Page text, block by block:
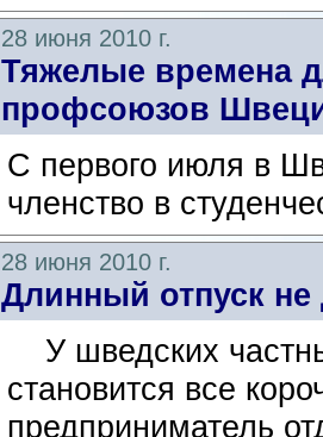
28 июня 2010 г.
Тяжелые времена
профсоюзов
С первого июля в
членство в
28 июня 2010 г.
Длинный отпуск не
У шведских
становится все
предприниматель